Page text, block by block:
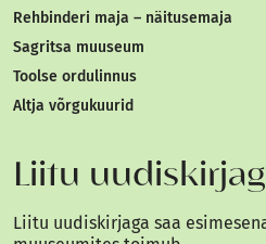
Rehbinderi maja – näitusemaja
Sagritsa muuseum
Toolse ordulinnus
Altja võrgukuurid
Liitu
Liitu uudiskirjaga saa